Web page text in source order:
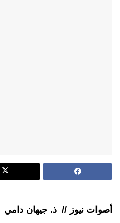
أصوات نيوز // ذ. جيهان دامي